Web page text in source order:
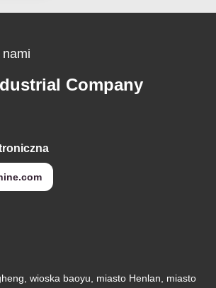
Company
wioska baoyu, miasto Henlan, miasto